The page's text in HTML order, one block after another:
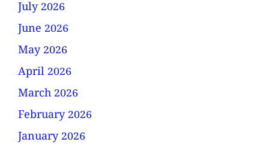
July 2026
June 2026
May 2026
April 2026
March 2026
February 2026
January 2026